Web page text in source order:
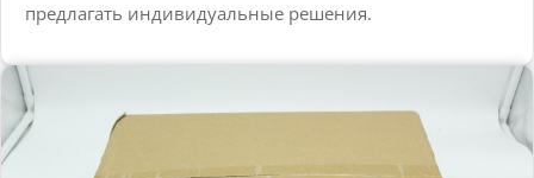
предлагать индивидуальные решения.